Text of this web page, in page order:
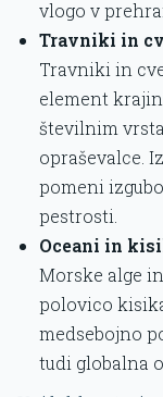
vlogo v
Travniki in
Travniki in
element
številnim
opraševalce.
pomeni
pestrosti.
Oceani in
Morske alge
polovico
medsebojno
tudi globalna